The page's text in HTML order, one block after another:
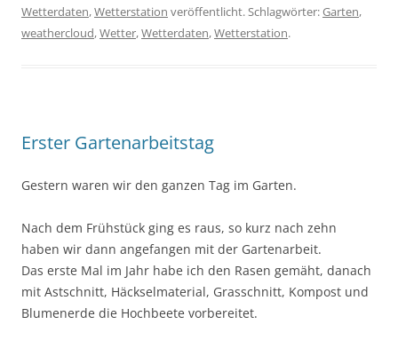
Wetterdaten,Wetterstation veröffentlicht. Schlagwörter:Garten,
weathercloud,Wetter,Wetterdaten,Wetterstation.
Erster Gartenarbeitstag
Gestern waren wir den ganzen Tag im Garten.
Nach dem Frühstück ging es raus, so kurz nach zehn
haben wir dann angefangen mit der Gartenarbeit.
Das erste Mal im Jahr habe ich den Rasen gemäht, danach
mit Astschnitt, Häckselmaterial, Grasschnitt, Kompost und
Blumenerde die Hochbeete vorbereitet.